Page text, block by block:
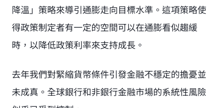
降溫」策略來導引通膨走向目標水準。這項策略使
得政策制定者有一定的空間可以在通膨看似趨緩
時，以降低政策利率來支持成長。
去年我們對緊縮貨幣條件引發金融不穩定的擔憂並
未成真。全球銀行和非銀行金融市場的系統性風險